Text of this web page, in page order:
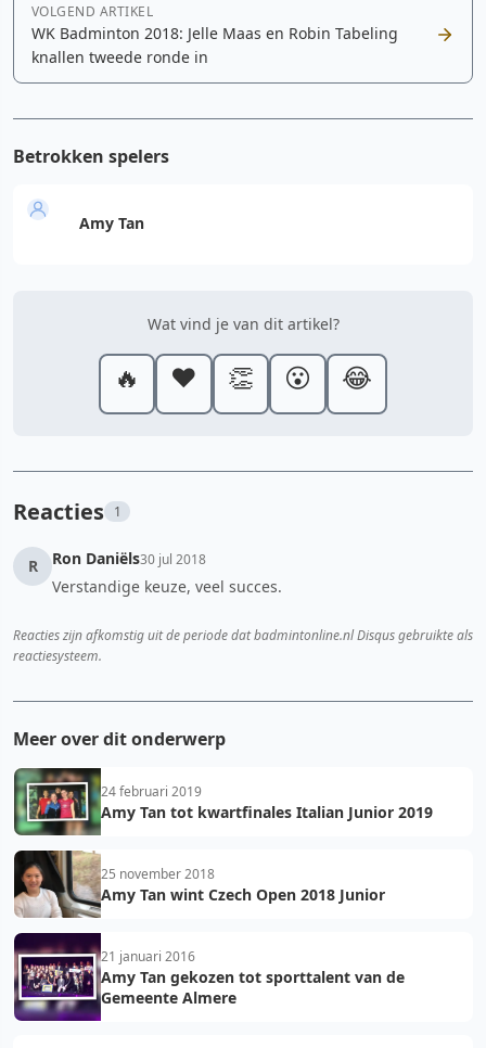
VOLGEND ARTIKEL
WK Badminton 2018: Jelle Maas en Robin Tabeling
knallen tweede ronde in
Betrokken spelers
Amy Tan
Wat vind je van dit artikel?
🔥 ❤️ 👏 😮 😂
Reacties 1
R Ron Daniëls30 jul 2018
Verstandige keuze, veel succes.
Reacties zijn afkomstig uit de periode dat badmintonline.nl Disqus gebruikte als
reactiesysteem.
Meer over dit onderwerp
24 februari 2019
Amy Tan tot kwartfinales Italian Junior 2019
25 november 2018
Amy Tan wint Czech Open 2018 Junior
21 januari 2016
Amy Tan gekozen tot sporttalent van de
Gemeente Almere